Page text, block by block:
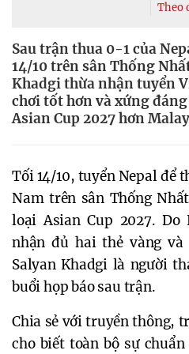
Theo
Sau trận thua 0-1 của
14/10 trên sân Thống
Khadgi thừa nhận tuyển
chơi tốt hơn và xứng
Asian Cup 2027 hơn
Tối 14/10, tuyển Nepal để
Nam trên sân Thống
loại Asian Cup 2027. Do
nhận đủ hai thẻ vàng
Salyan Khadgi là người
buổi họp báo sau trận.
Chia sẻ với truyền thông,
cho biết toàn bộ sự